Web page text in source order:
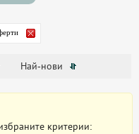
Най-нови
критерии: